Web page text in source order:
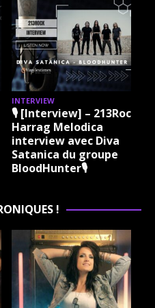
INTERVIEW
🎙 [Interview] – 213Rock
Harrag Melodica
interview avec Diva
Satanica du groupe
BloodHunter🎙
!